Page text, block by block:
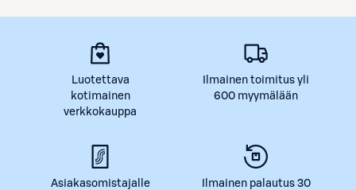
Luotettava
kotimainen
verkkokauppa
Ilmainen toimitus yli
600 myymälään
Asiakasomistajalle
Ilmainen palautus 30